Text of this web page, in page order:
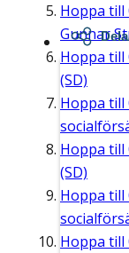
Hoppa till
Gunnar
Hoppa till
(SD)
Hoppa till
Hoppa till
(SD)
Hoppa till
Hoppa till